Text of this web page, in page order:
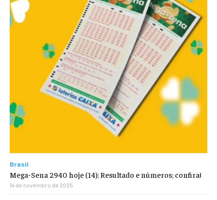
Brasil
Mega-Sena 2940 hoje (14): Resultado e números; confira!
14 de novembro de 2025